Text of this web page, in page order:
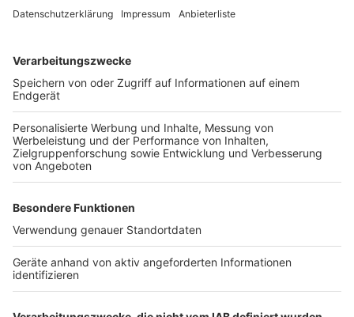
Ryanair fordert die Bundesregierung auf, die
Streichungen verzichten, sondern auch investieren.
Geplant wären dann 30 zusätzliche Flugzeuge, die in
Deutschland stationiert werden könnten.
Anzeige
Anzeige
Eifersuchtsdrama vor Kölner Landgericht
Verfolgungsjagd in Frechen endet mit Festnahme
"De Bütt" in Hürth hat wieder geöffnet